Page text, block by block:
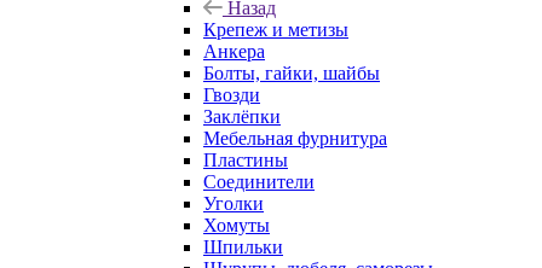
Назад
Крепеж и метизы
Анкера
Болты, гайки, шайбы
Гвозди
Заклёпки
Мебельная фурнитура
Пластины
Соединители
Уголки
Хомуты
Шпильки